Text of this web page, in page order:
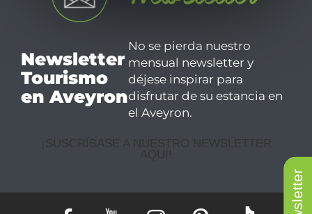
Newsletter
Tourismo
en Aveyron
No se pierda nuestro
mensual newsletter y
déjese inspirar para
disfrutar de su estancia en
el Aveyron.
¡SUSCRÍBASE A NUESTRO NEWSLETTER
AQUÍ!